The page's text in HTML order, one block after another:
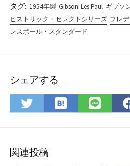
タグ: 1954年製 Gibson Les Paul ギブソ
ヒストリック・セレクトシリーズ フレ
レスポール・スタンダード
シェアする
Twitter
で
ア
は
て
で
関連投稿